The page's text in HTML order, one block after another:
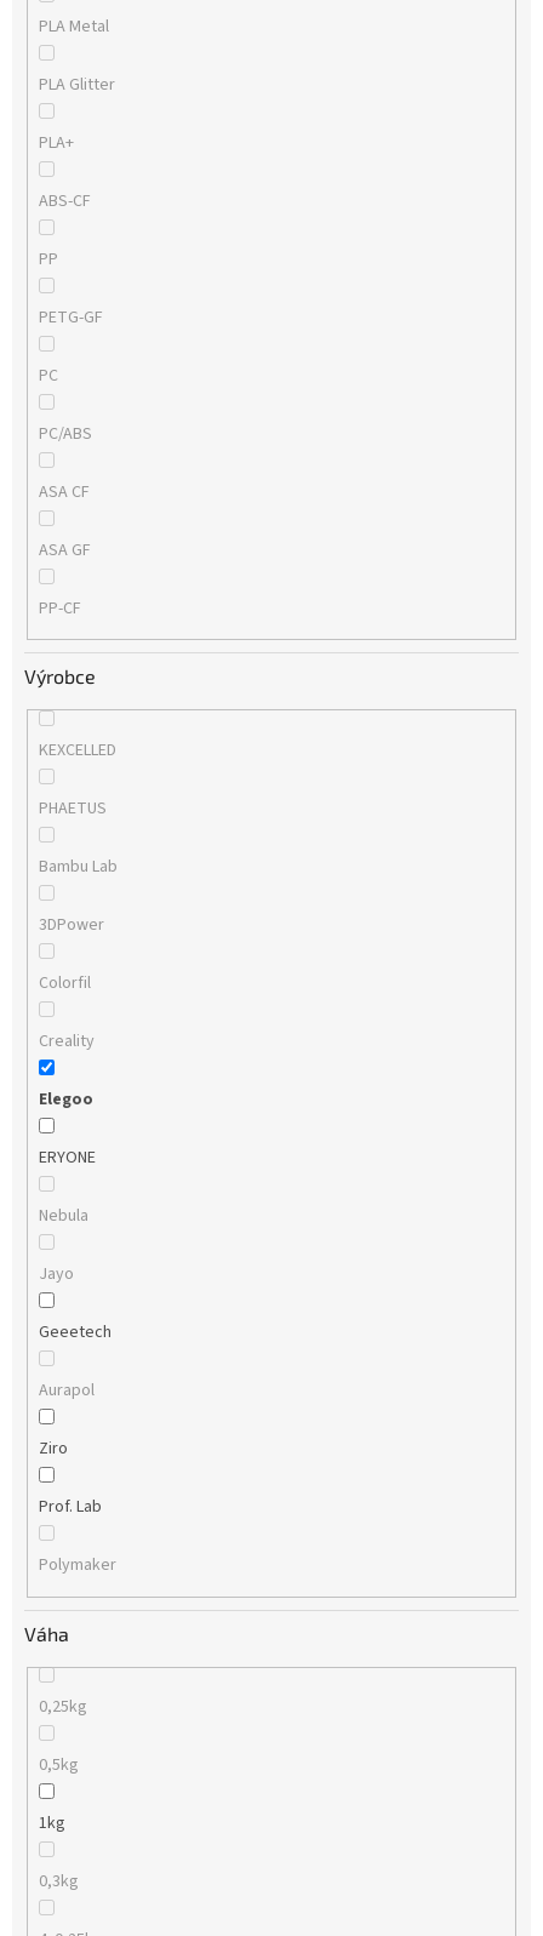
PLA Metal
PLA Glitter
PLA+
ABS-CF
PP
PETG-GF
PC
PC/ABS
ASA CF
ASA GF
PP-CF
Výrobce
KEXCELLED
PHAETUS
Bambu Lab
3DPower
Colorfil
Creality
Elegoo
ERYONE
Nebula
Jayo
Geeetech
Aurapol
Ziro
Prof. Lab
Polymaker
Váha
0,25kg
0,5kg
1kg
0,3kg